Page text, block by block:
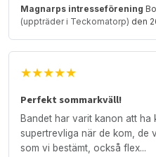
Magnarps intresseförening
(uppträder i Teckomatorp) den
★★★★★
Perfekt sommarkväll!
Bandet har varit kanon att ha
supertrevliga när de kom, de
som vi bestämt, också flex...